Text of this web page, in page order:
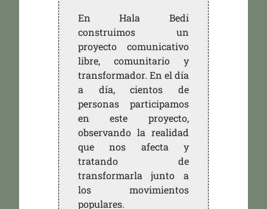
En Hala Bedi
construimos un
proyecto comunicativo
libre, comunitario y
transformador. En el día
a día, cientos de
personas participamos
en este proyecto,
observando la realidad
que nos afecta y
tratando de
transformarla junto a
los movimientos
populares.